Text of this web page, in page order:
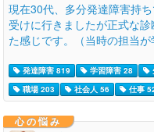
現在30代、多分発達障害持
受けに行きましたが正式な
た感じです。（当時の担当
発達障害 819 学習障害 28
職場 203
社会人 56 仕事
心の悩み